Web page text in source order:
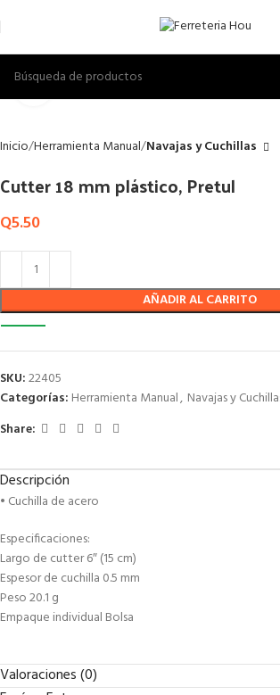
Click to enlarge
Inicio Herramienta Manual Navajas y Cuchillas
Cutter 18 mm plástico, Pretul
Q5.50
AÑADIR AL CARRITO
SKU:22405
Categorías: Herramienta Manual, Navajas y
Share:
Descripción
• Cuchilla de acero
Especificaciones:
Largo de cutter 6″ (15 cm)
Espesor de cuchilla 0.5 mm
Peso 20.1 g
Empaque individual Bolsa
Valoraciones (0)